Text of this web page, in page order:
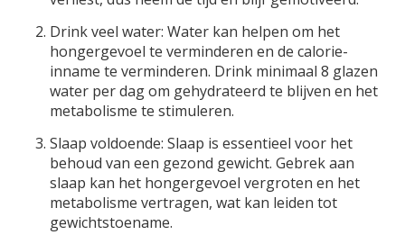
Drink veel water: Water kan helpen om het
hongergevoel te verminderen en de calorie-
inname te verminderen. Drink minimaal 8 glazen
water per dag om gehydrateerd te blijven en het
metabolisme te stimuleren.
Slaap voldoende: Slaap is essentieel voor het
behoud van een gezond gewicht. Gebrek aan
slaap kan het hongergevoel vergroten en het
metabolisme vertragen, wat kan leiden tot
gewichtstoename.